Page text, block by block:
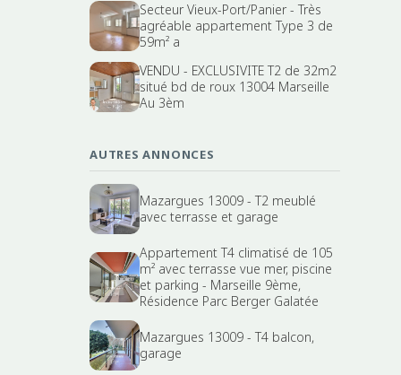
Secteur Vieux-Port/Panier - Très
agréable appartement Type 3 de
59m² a
VENDU - EXCLUSIVITE T2 de 32m2
situé bd de roux 13004 Marseille
Au 3èm
AUTRES ANNONCES
Mazargues 13009 - T2 meublé
avec terrasse et garage
Appartement T4 climatisé de 105
m² avec terrasse vue mer, piscine
et parking - Marseille 9ème,
Résidence Parc Berger Galatée
Mazargues 13009 - T4 balcon,
garage